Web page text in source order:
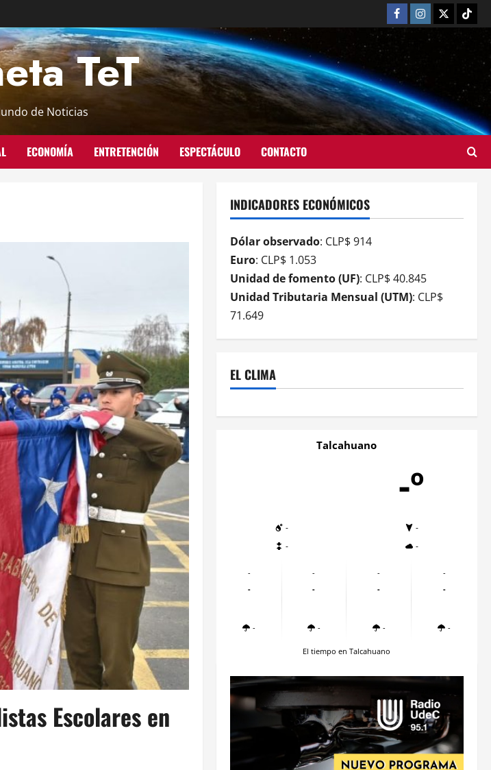
TeT
de Noticias
ECONOMÍA ENTRETENCIÓN ESPECTÁCULO CONTACTO
Escolares en
INDICADORES ECONÓMICOS
Dólar observado: CLP$ 914
Euro: CLP$ 1.053
Unidad de fomento (UF): CLP$ 40.845
Unidad Tributaria Mensual (UTM): CLP$
71.649
EL CLIMA
Talcahuano
-º
-
-
-
-
-
-
-
-
-
-
-
-
-
-
-
-
El tiempo en Talcahuano